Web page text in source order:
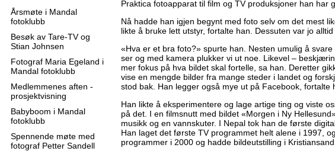
Årsmøte i Mandal
fotoklubb
Besøk av Tare-TV og
Stian Johnsen
Fotograf Maria Egeland i
Mandal fotoklubb
Medlemmenes aften -
prosjektvisning
Babyboom i Mandal
fotoklubb
Spennende møte med
fotograf Petter Sandell
Praktica fotoapparat til film og TV produksjoner han har
Nå hadde han igjen begynt med foto selv om det mest
likte å bruke lett utstyr, fortalte han. Dessuten var jo alltid
«Hva er et bra foto?» spurte han. Nesten umulig å
ser og med kamera plukker vi ut noe. Likevel –
mer fokus på hva bildet skal fortelle, sa han. Deretter
vise en mengde bilder fra mange steder i landet og
stod bak. Han legger også mye ut på Facebook, fortalte
Han likte å eksperimentere og lage artige ting og viste
på det. I en filmsnutt med bildet «Morgen i Ny
musikk og en vannskuter. I Nepal tok han de første
Han laget det første TV programmet helt alene i 1997,
programmer i 2000 og hadde bildeutstilling i Kristiansand.